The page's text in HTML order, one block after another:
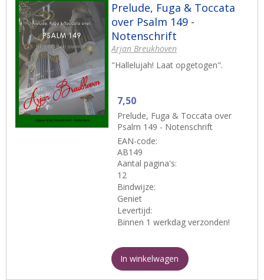
Prelude, Fuga & Toccata
over Psalm 149 -
Notenschrift
Arjan Breukhoven
"Hallelujah! Laat opgetogen".
7,50
Prelude, Fuga & Toccata over
Psalm 149 - Notenschrift
EAN-code:
AB149
Aantal pagina's:
12
Bindwijze:
Geniet
Levertijd:
Binnen 1 werkdag verzonden!
In winkelwagen